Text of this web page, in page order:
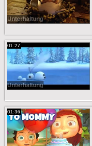
Unterhaltung
01:27
Unterhaltung
01:36